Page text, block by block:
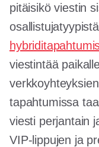
pitäisikö viestin
viestintää
tapahtumissa
viesti perjantain
VIP-lippujen ja